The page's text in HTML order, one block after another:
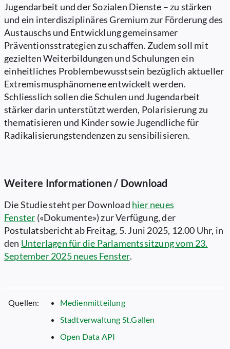
Jugendarbeit und der Sozialen Dienste – zu stärken
und ein interdisziplinäres Gremium zur Förderung des
Austauschs und Entwicklung gemeinsamer
Präventionsstrategien zu schaffen. Zudem soll mit
gezielten Weiterbildungen und Schulungen ein
einheitliches Problembewusstsein bezüglich aktueller
Extremismusphänomene entwickelt werden.
Schliesslich sollen die Schulen und Jugendarbeit
stärker darin unterstützt werden, Polarisierung zu
thematisieren und Kinder sowie Jugendliche für
Radikalisierungstendenzen zu sensibilisieren.
Weitere Informationen / Download
Die Studie steht per Download hierneues
Fenster («Dokumente») zur Verfügung, der
Postulatsbericht ab Freitag, 5. Juni 2025, 12.00 Uhr, in
den Unterlagen für die Parlamentssitzung vom 23.
September 2025neues Fenster.
Quellen:
Medienmitteilung
Stadtverwaltung St.Gallen
Open Data API